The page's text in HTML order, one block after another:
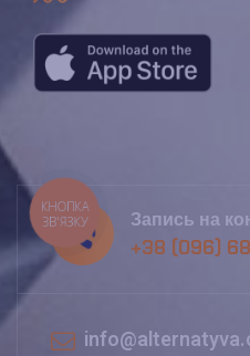
Запись на
+38 (096)
КНОПКА
ЗВ'ЯЗКУ